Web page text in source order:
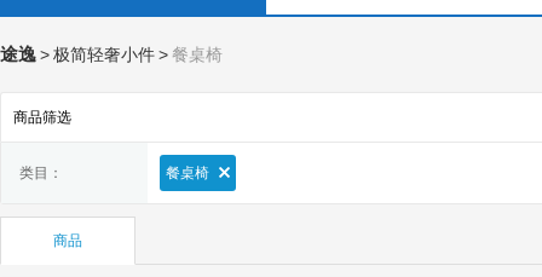
途逸>极简轻奢小件>餐桌椅
商品筛选
类目： 餐桌椅
商品